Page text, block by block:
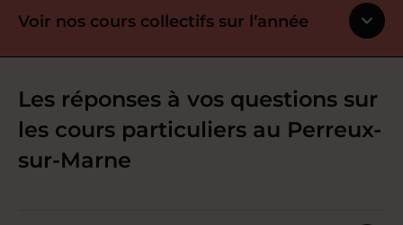
Voir nos cours collectifs sur l’année
Les réponses à vos questions sur
les cours particuliers au Perreux-
sur-Marne